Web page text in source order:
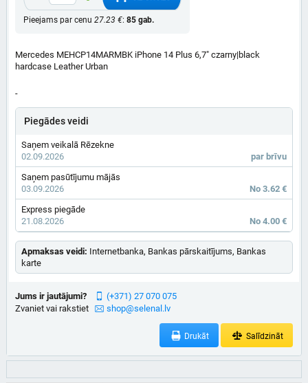
Pieejams par cenu 27.23 €: 85 gab.
Mercedes MEHCP14MARMBK iPhone 14 Plus 6,7" czarny|black
hardcase Leather Urban
-
Piegādes veidi
Saņem veikalā Rēzekne
02.09.2026
par brīvu
Saņem pasūtījumu mājās
03.09.2026
No 3.62 €
Express piegāde
21.08.2026
No 4.00 €
Apmaksas veidi: Internetbanka, Bankas pārskaitījums, Bankas
karte
Jums ir jautājumi?
Zvaniet vai rakstiet
(+371) 27 070 075
shop@selenal.lv
Drukāt Salīdzināt